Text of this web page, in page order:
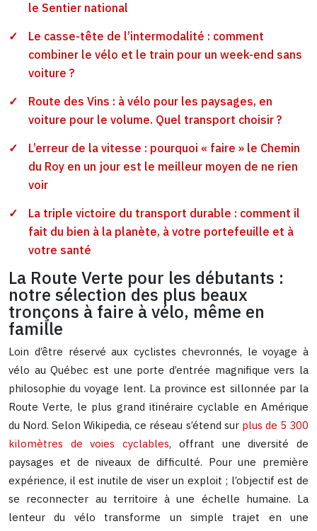
le Sentier national
Le casse-tête de l’intermodalité : comment
combiner le vélo et le train pour un week-end sans
voiture ?
Route des Vins : à vélo pour les paysages, en
voiture pour le volume. Quel transport choisir ?
L’erreur de la vitesse : pourquoi « faire » le Chemin
du Roy en un jour est le meilleur moyen de ne rien
voir
La triple victoire du transport durable : comment il
fait du bien à la planète, à votre portefeuille et à
votre santé
La Route Verte pour les débutants :
notre sélection des plus beaux
tronçons à faire à vélo, même en
famille
Loin d’être réservé aux cyclistes chevronnés, le voyage à
vélo au Québec est une porte d’entrée magnifique vers la
philosophie du voyage lent. La province est sillonnée par la
Route Verte, le plus grand itinéraire cyclable en Amérique
du Nord. Selon Wikipedia, ce réseau s’étend sur plus de 5 300
kilomètres de voies cyclables, offrant une diversité de
paysages et de niveaux de difficulté. Pour une première
expérience, il est inutile de viser un exploit ; l’objectif est de
se reconnecter au territoire à une échelle humaine. La
lenteur du vélo transforme un simple trajet en une